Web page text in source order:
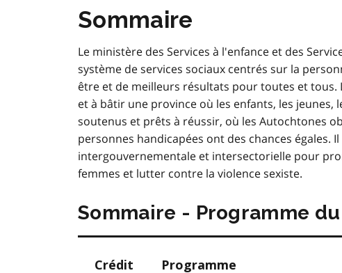
Sommaire
Le ministère des Services à l'enfance et des
système de services sociaux centrés sur la
être et de meilleurs résultats pour toutes et
et à bâtir une province où les enfants, les jeunes,
soutenus et prêts à réussir, où les Autochtones
personnes handicapées ont des chances égales.
intergouvernementale et intersectorielle pour
femmes et lutter contre la violence sexiste.
Sommaire - Programme
Crédit Programme